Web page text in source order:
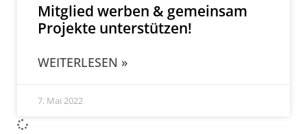
Mitglied werben & gemeinsam
Projekte unterstützen!
WEITERLESEN »
7. Mai 2022